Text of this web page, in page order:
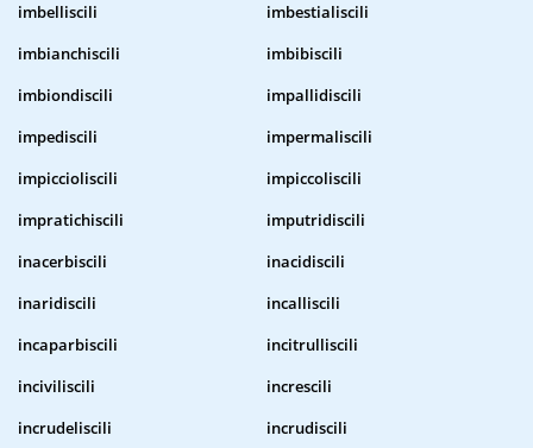
imbelliscili
imbestialiscili
imbianchiscili
imbibiscili
imbiondiscili
impallidiscili
impediscili
impermaliscili
impiccioliscili
impiccoliscili
impratichiscili
imputridiscili
inacerbiscili
inacidiscili
inaridiscili
incalliscili
incaparbiscili
incitrulliscili
inciviliscili
increscili
incrudeliscili
incrudiscili